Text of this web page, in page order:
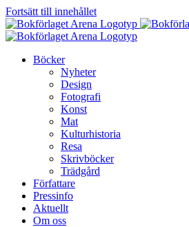
Fortsätt till innehållet
Böcker
Nyheter
Design
Fotografi
Konst
Mat
Kulturhistoria
Resa
Skrivböcker
Trädgård
Författare
Pressinfo
Aktuellt
Om oss